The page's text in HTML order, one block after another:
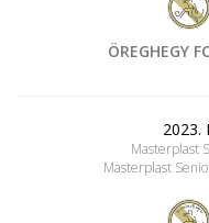
ÖREGHEGY FC
2023.
Masterplast
Masterplast